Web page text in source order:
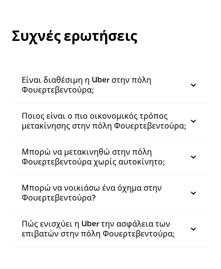
Συχνές ερωτήσεις
Είναι διαθέσιμη η Uber στην πόλη
Φουερτεβεντούρα;
Ποιος είναι ο πιο οικονομικός τρόπος
μετακίνησης στην πόλη Φουερτεβεντούρα;
Μπορώ να μετακινηθώ στην πόλη
Φουερτεβεντούρα χωρίς αυτοκίνητο;
Μπορώ να νοικιάσω ένα όχημα στην
Φουερτεβεντούρα?
Πώς ενισχύει η Uber την ασφάλεια των
επιβατών στην πόλη Φουερτεβεντούρα;